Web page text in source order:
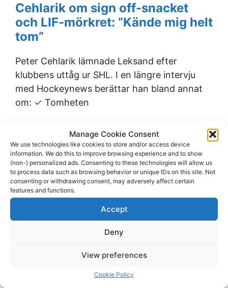
Manage Cookie Consent
We use technologies like cookies to store and/or access device
information. We do this to improve browsing experience and to show
(non-) personalized ads. Consenting to these technologies will allow us
to process data such as browsing behavior or unique IDs on this site. Not
consenting or withdrawing consent, may adversely affect certain
features and functions.
Accept
Deny
View preferences
Cookie Policy
Cehlarik om sign off-snacket
och LIF-mörkret: ”Kände mig helt
tom”
Peter Cehlarik lämnade Leksand efter
klubbens uttåg ur SHL. I en längre intervju
med Hockeynews berättar han bland annat
om: ✓ Tomheten
Källa : hockeynews.se - 2026-07-23
06:07:11
Läs mer
Välkommen Ida Elg
"Det har blivit dags att presentera nästa
spelare i Växjö Lakers damlag – forwarden,